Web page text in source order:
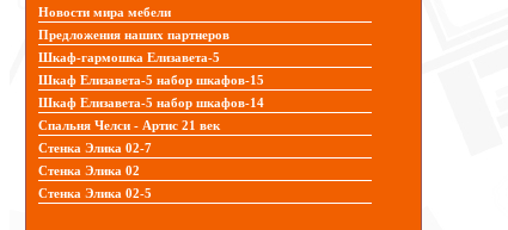
Новости мира мебели
Предложения наших партнеров
Шкаф-гармошка Елизавета-5
Шкаф Елизавета-5 набор шкафов-15
Шкаф Елизавета-5 набор шкафов-14
Спальня Челси - Артис 21 век
Стенка Элика 02-7
Стенка Элика 02
Стенка Элика 02-5